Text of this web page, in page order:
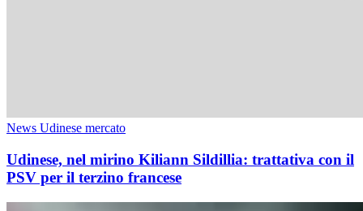
News Udinese mercato
Udinese, nel mirino Kiliann Sildillia: trattativa con il
PSV per il terzino francese